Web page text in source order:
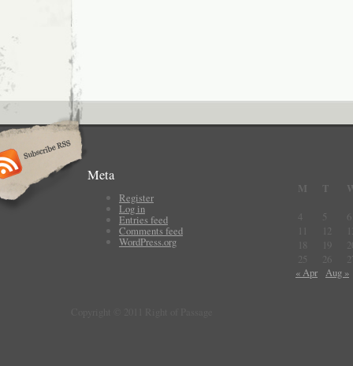
Meta
Register
Log in
Entries feed
Comments feed
WordPress.org
M T
4
5
6
11
12
18
19
25
26
« Apr Aug »